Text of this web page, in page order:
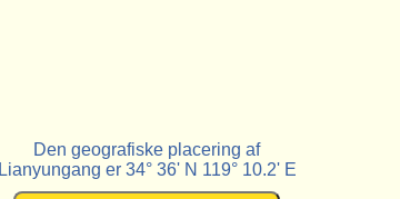
Den geografiske placering af
Lianyungang er 34° 36' N 119° 10.2' E